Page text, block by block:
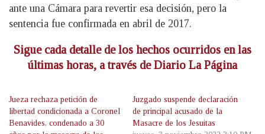
ante una Cámara para revertir esa decisión, pero la
sentencia fue confirmada en abril de 2017.
Sigue cada detalle de los hechos ocurridos en las
últimas horas, a través de Diario La Página
Jueza rechaza petición de
libertad condicionada a Coronel
Benavides, condenado a 30
Juzgado suspende declaración
de principal acusado de la
Masacre de los Jesuitas